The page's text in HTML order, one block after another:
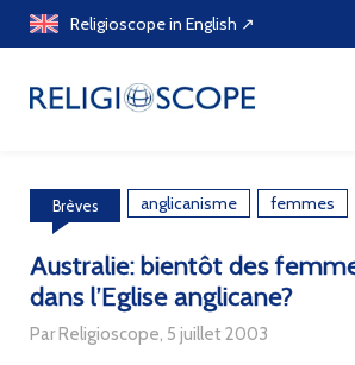
Skip
Religioscope in English ↗
Brèves anglicanisme femmes
Australie: bientôt des
dans l’Eglise anglicane?
Par Religioscope, 5 juillet 2003